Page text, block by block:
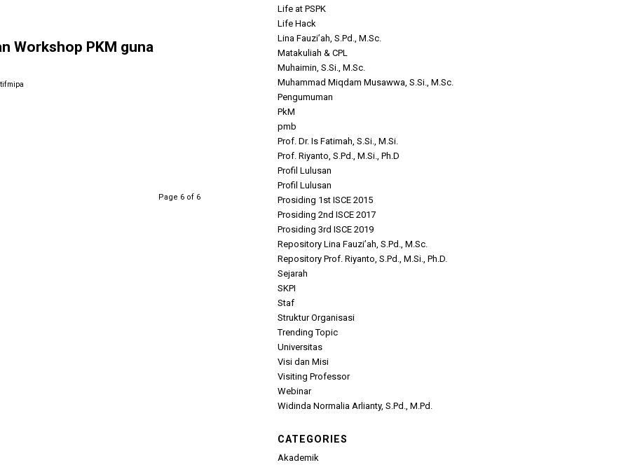
Workshop PKM guna
tifmipa
Page 6 of 6
Life at PSPK
Life Hack
Lina Fauzi’ah, S.Pd., M.Sc.
Matakuliah & CPL
Muhaimin, S.Si., M.Sc.
Muhammad Miqdam Musawwa, S.Si., M.Sc.
Pengumuman
PkM
pmb
Prof. Dr. Is Fatimah, S.Si., M.Si.
Prof. Riyanto, S.Pd., M.Si., Ph.D
Profil Lulusan
Profil Lulusan
Prosiding 1st ISCE 2015
Prosiding 2nd ISCE 2017
Prosiding 3rd ISCE 2019
Repository Lina Fauzi’ah, S.Pd., M.Sc.
Repository Prof. Riyanto, S.Pd., M.Si., Ph.D.
Sejarah
SKPI
Staf
Struktur Organisasi
Trending Topic
Universitas
Visi dan Misi
Visiting Professor
Webinar
Widinda Normalia Arlianty, S.Pd., M.Pd.
CATEGORIES
Akademik